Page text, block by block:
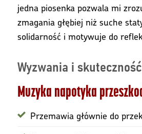
jedna piosenka pozwala mi
zmagania głębiej niż suche
solidarność i motywuje do
Wyzwania i skuteczność
Muzyka napotyka
Przemawia głównie do